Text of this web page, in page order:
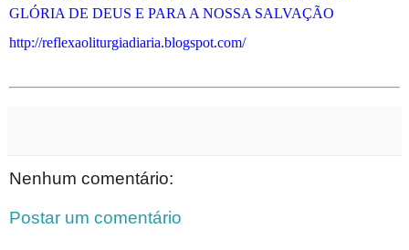
GLÓRIA DE DEUS E PARA A NOSSA SALVAÇÃO
http://reflexaoliturgiadiaria.blogspot.com/
Nenhum comentário:
Postar um comentário